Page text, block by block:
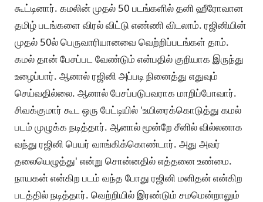
கூட்டினார். கமலின் முதல் 50 படங்களில் தனி ஹீரோவான
தமிழ் படங்களை விரல் விட்டு எண்ணி விடலாம். ரஜினியின்
முதல் 50ல் பெருவாரியானவை வெற்றிப்படங்கள் தாம்.
கமல் தான் பேசப்பட வேண்டும் என்பதில் குறியாக இருந்து
உழைப்பார். ஆனால் ரஜினி அப்படி நினைத்து எதுவும்
செய்வதில்லை. ஆனால் பேசப்படுபவராக மாறிப்போவார்.
சிவக்குமார் கூட ஒரு பேட்டியில் 'உயிரைக்கொடுத்து கமல்
படம் முழுக்க நடித்தார். ஆனால் மூன்றே சீனில் வில்லனாக
வந்து ரஜினி பெயர் வாங்கிக்கொண்டார். அது அவர்
தலையெழுத்து' என்று சொன்னதில் எத்தனை உண்மை.
நாயகன் என்கிற படம் வந்த போது ரஜினி மனிதன் என்கிற
படத்தில் நடித்தார். வெற்றியில் இரண்டும் சமமென்றாலும்